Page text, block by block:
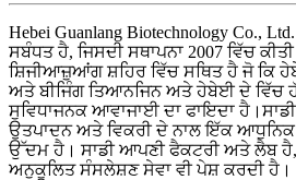
Hebei Guanlang Biotechnology Co.,
ਸਬੰਧਤ ਹੈ, ਜਿਸਦੀ ਸਥਾਪਨਾ 2007 ਵਿੱਚ
ਸ਼ਿਜੀਆਜ਼ੁਆਂਗ ਸ਼ਹਿਰ ਵਿੱਚ ਸਥਿਤ ਹੈ ਜੋ ਕਿ
ਅਤੇ ਬੀਜਿੰਗ ਤਿਆਨਜਿਨ ਅਤੇ ਹੇਬੇਈ ਦੇ ਵਿੱਚ
ਸੁਵਿਧਾਜਨਕ ਆਵਾਜਾਈ ਦਾ ਫਾਇਦਾ
ਉਤਪਾਦਨ ਅਤੇ ਵਿਕਰੀ ਦੇ ਨਾਲ ਇੱਕ
ਉੱਦਮ ਹੈ। ਸਾਡੀ ਆਪਣੀ ਫੈਕਟਰੀ ਅਤੇ ਲੈਬ
ਅਨੁਕੂਲਿਤ ਸੰਸਲੇਸ਼ਣ ਸੇਵਾ ਵੀ ਪੇਸ਼ ਕਰਦੀ ਹੈ।